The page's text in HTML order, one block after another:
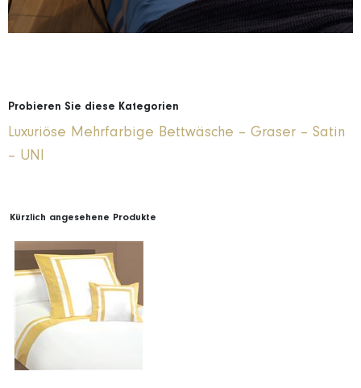
Probieren Sie diese Kategorien
Luxuriöse Mehrfarbige Bettwäsche – Graser – Satin
– UNI
Kürzlich angesehene Produkte